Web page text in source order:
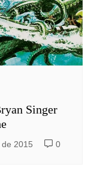
Singer
2015 0